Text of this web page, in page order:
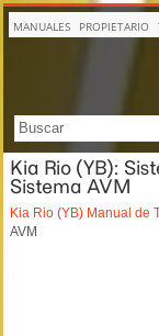
MANUALES PROPIETARIO
Kia Rio (YB):
Sistema AVM
Kia Rio (YB) Manual de
AVM